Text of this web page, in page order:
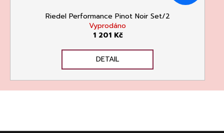
Riedel Performance Pinot Noir Set/2
Vyprodáno
1 201 Kč
DETAIL